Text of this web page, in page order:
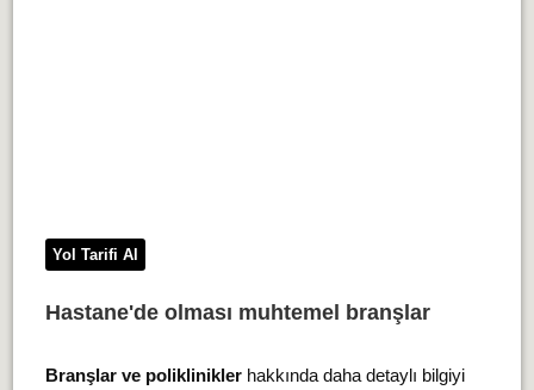
Yol Tarifi Al
Hastane'de olması muhtemel branşlar
Branşlar ve polikliniklerhakkında daha detaylı bilgiyi